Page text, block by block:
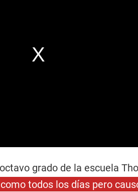
grado de la escuela
todos los días pero